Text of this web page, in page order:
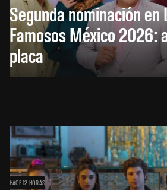
Segunda nominación en
Famosos México 2026:
placa
HACE 12 HORAS